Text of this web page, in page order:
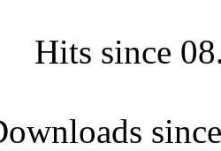
Hits since